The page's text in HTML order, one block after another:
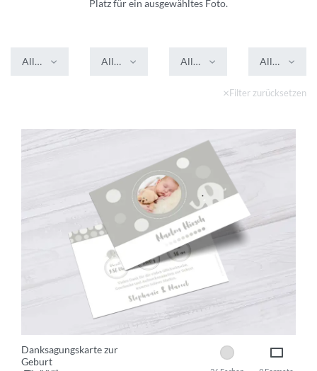
Platz für ein ausgewähltes Foto.
Alle Farben Alle Formate Alle VeredelungenAlle Stile
Filter zurücksetzen
Danksagungskarte zur
Geburt